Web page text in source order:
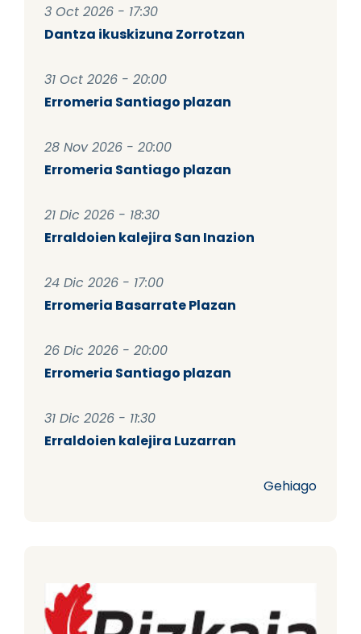
3 Oct 2026 - 17:30
Dantza ikuskizuna Zorrotzan
31 Oct 2026 - 20:00
Erromeria Santiago plazan
28 Nov 2026 - 20:00
Erromeria Santiago plazan
21 Dic 2026 - 18:30
Erraldoien kalejira San Inazion
24 Dic 2026 - 17:00
Erromeria Basarrate Plazan
26 Dic 2026 - 20:00
Erromeria Santiago plazan
31 Dic 2026 - 11:30
Erraldoien kalejira Luzarran
Gehiago